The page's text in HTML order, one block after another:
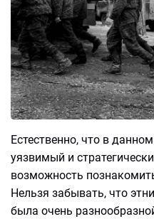
Естественно, что в
уязвимый и
возможность
Нельзя забывать, что
была очень